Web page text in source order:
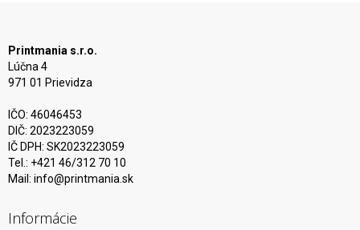
Printmania s.r.o.
Lúčna 4
971 01 Prievidza
IČO: 46046453
DIČ: 2023223059
IČ DPH: SK2023223059
Tel.: +421 46/312 70 10
Mail: info@printmania.sk
Informácie